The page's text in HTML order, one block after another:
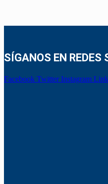
SÍGANOS EN REDES
Facebook Twitter Instagram